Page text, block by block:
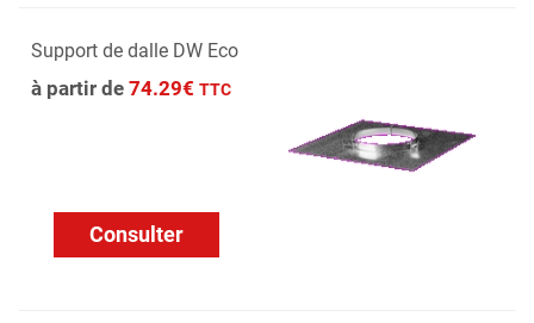
Support de dalle DW Eco
à partir de 74.29€ TTC
Consulter